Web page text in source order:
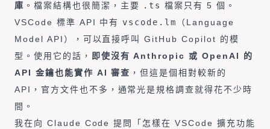
庫 。檔案結構也很簡潔，主要 .ts 檔案只有 5 個。
VSCode 標準 API 中有vscode.lm
（Language
Model API），可以直接呼叫 GitHub Copilot 的模
型。使用它的話，
即使沒有 Anthropic 或 OpenAI 的
API 金鑰也能實作 AI 審查 ，但這是個相對較新的
API，官方文件也不多，通常光是規格調查就得花不少時
間。
我在向 Claude Code 提問「怎樣在 VSCode 擴充功能